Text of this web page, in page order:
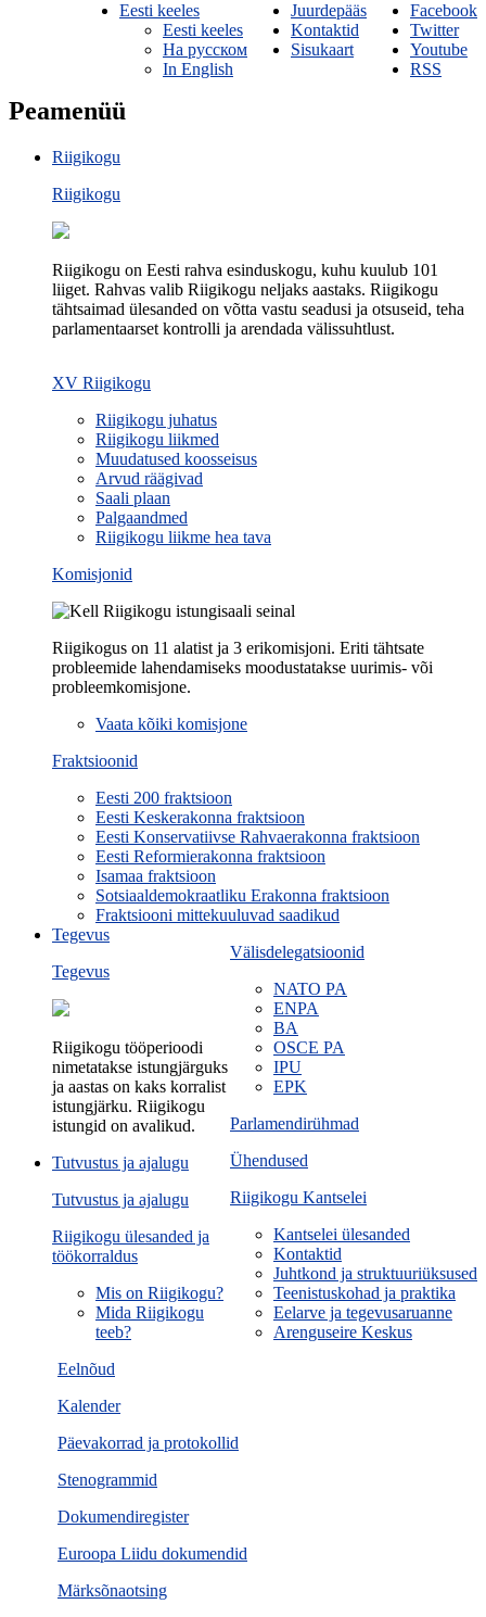
Facebook
Twitter
Youtube
RSS
Juurdepääs
Kontaktid
Sisukaart
Eesti keeles
Eesti keeles
На русском
In English
Peamenüü
Riigikogu
Riigikogu
Riigikogu on Eesti rahva esinduskogu, kuhu kuulub 101
liiget. Rahvas valib Riigikogu neljaks aastaks. Riigikogu
tähtsaimad ülesanded on võtta vastu seadusi ja otsuseid, teha
parlamentaarset kontrolli ja arendada välissuhtlust.
XV Riigikogu
Riigikogu juhatus
Riigikogu liikmed
Muudatused koosseisus
Arvud räägivad
Saali plaan
Palgaandmed
Riigikogu liikme hea tava
Komisjonid
Riigikogus on 11 alatist ja 3 erikomisjoni. Eriti tähtsate
probleemide lahendamiseks moodustatakse uurimis- või
probleemkomisjone.
Vaata kõiki komisjone
Fraktsioonid
Eesti 200 fraktsioon
Eesti Keskerakonna fraktsioon
Eesti Konservatiivse Rahvaerakonna fraktsioon
Eesti Reformierakonna fraktsioon
Isamaa fraktsioon
Sotsiaaldemokraatliku Erakonna fraktsioon
Fraktsiooni mittekuuluvad saadikud
Välisdelegatsioonid
NATO PA
ENPA
BA
OSCE PA
IPU
EPK
Parlamendirühmad
Ühendused
Riigikogu Kantselei
Kantselei ülesanded
Kontaktid
Juhtkond ja struktuuriüksused
Teenistuskohad ja praktika
Eelarve ja tegevusaruanne
Arenguseire Keskus
Tegevus
Tegevus
Riigikogu tööperioodi
nimetatakse istungjärguks
ja aastas on kaks korralist
istungjärku. Riigikogu
istungid on avalikud.
Eelnõud
Kalender
Päevakorrad ja protokollid
Stenogrammid
Dokumendiregister
Euroopa Liidu dokumendid
Märksõnaotsing
Tutvustus ja ajalugu
Tutvustus ja ajalugu
Riigikogu ülesanded ja
töökorraldus
Mis on Riigikogu?
Mida Riigikogu
teeb?